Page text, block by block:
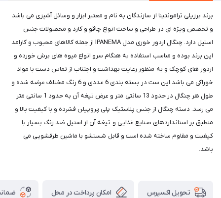
برند برزیلی ترامونتینا از سازندگان به نام و معتبر ابزار و وسائل آشپزی می باشد
و تخصص ویژه ای در طراحی و ساخت انواع چاقو و کارد و محصولات جنس
استیل دارد. چنگال اردور خوری مدل IPANEMA از جمله کالاهای محبوب و کارامد
این برند بوده و مناسب استفاده به هنگام سرو انواع میوه های برش خورده و
اردور های کوچک و به منظور رعایت بهداشت و اجتناب از تماس دست با مواد
خوراکی می باشد.این ست در بسته بندی 6 عددی و 6 رنگ مختلف عرضه شده و
طول هر چنگال در حدود 13 سانتی متر و عرض تیغه آن به حدود 1 سانتی متر
می رسد. دسته چنگال از جنس پلاستیک پلی پروپیلن فشرده و با کیفیت بالا و
منطبق بر استانداردهای صنایع غذایی و تیغه آن از استیل ضد زنگ بسیار با
کیفیت و مقاوم ساخته شده است و قابل شستشو با ماشین ظرفشویی می
باشد.
تحویل اکسپرس امکان پرداخت در محل